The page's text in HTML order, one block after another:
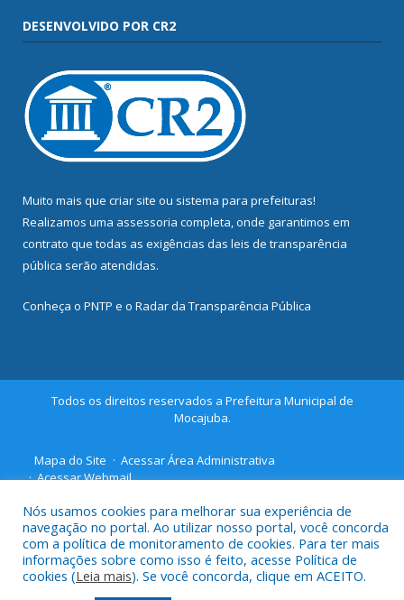
DESENVOLVIDO POR CR2
Muito mais que criar site ou sistema para prefeituras!
Realizamos uma assessoria completa, onde garantimos em
contrato que todas as exigências das leis de transparência
pública serão atendidas.
Conheça o PNTP e o Radar da Transparência Pública
Todos os direitos reservados a Prefeitura Municipal de
Mocajuba.
Mapa do Site
Acessar Área Administrativa
Acessar Webmail
Nós usamos cookies para melhorar sua experiência de
navegação no portal. Ao utilizar nosso portal, você concorda
com a política de monitoramento de cookies. Para ter mais
informações sobre como isso é feito, acesse Política de
cookies (Leia mais). Se você concorda, clique em ACEITO.